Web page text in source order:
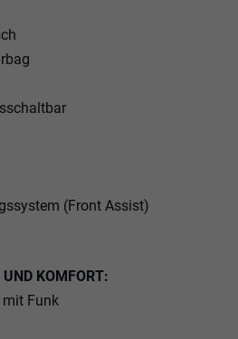
(Front Assist)
KOMFORT:
mit Funk